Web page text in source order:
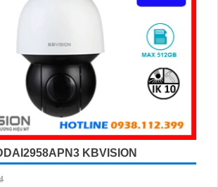
KBVISION